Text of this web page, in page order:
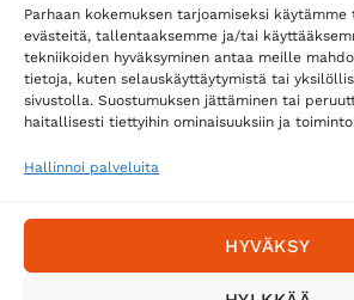
Parhaan kokemuksen tarjoamiseksi
evästeitä, tallentaaksemme ja/tai
tekniikoiden hyväksyminen antaa meille
tietoja, kuten selauskäyttäytymistä tai
sivustolla. Suostumuksen jättäminen tai
haitallisesti tiettyihin ominaisuuksiin ja
Hallinnoi palveluita
HYVÄKSY